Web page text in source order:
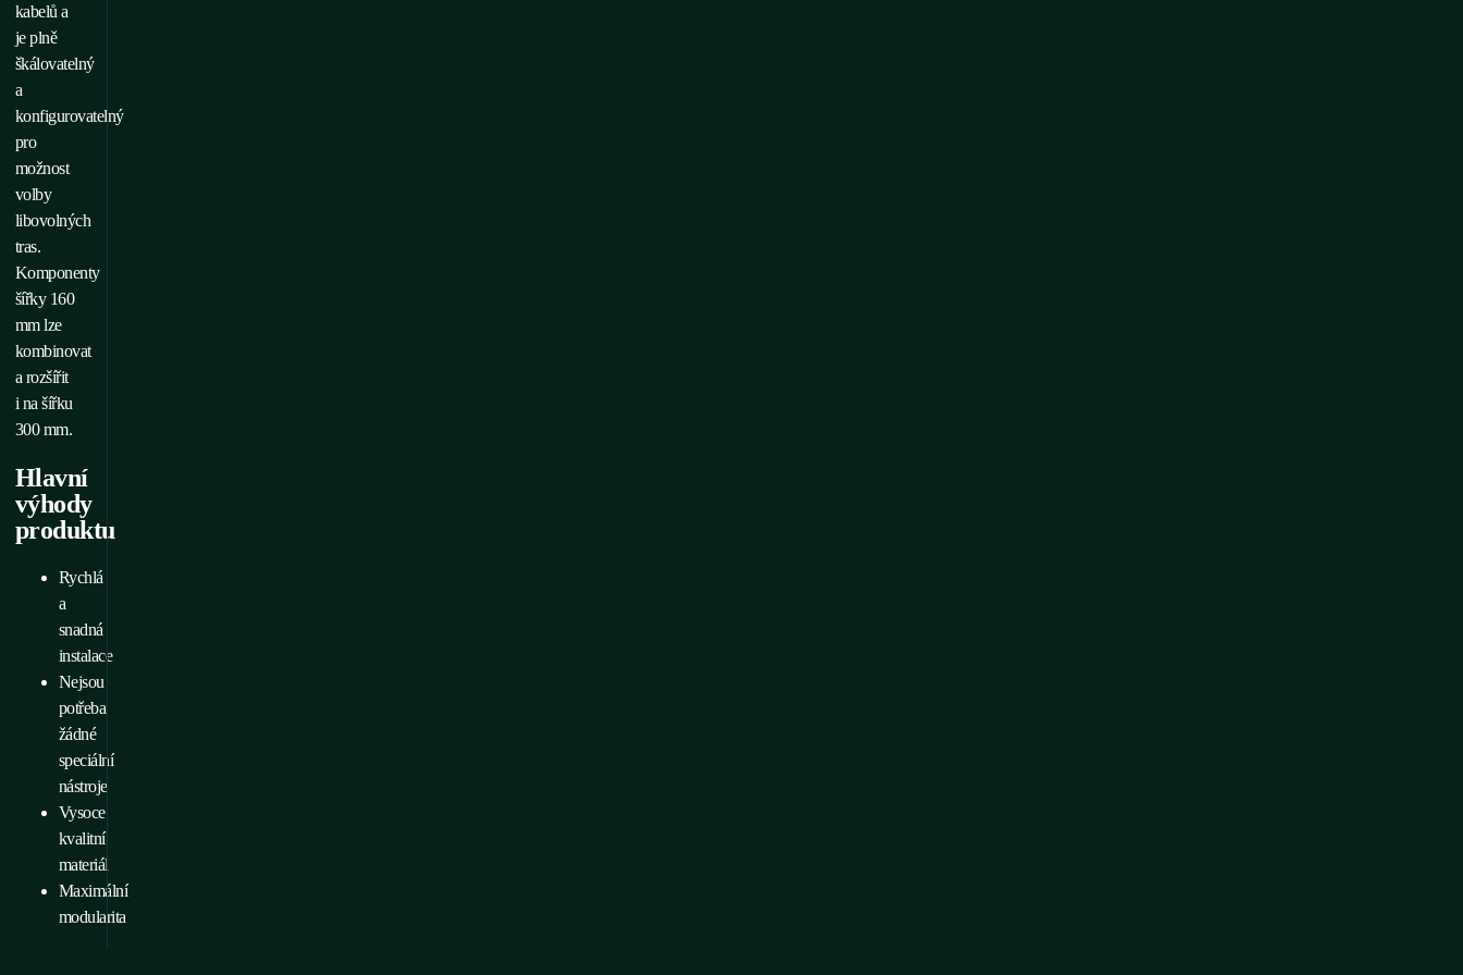
kabelů a
je plně
škálovatelný
a
konfigurovatelný
pro
možnost
volby
libovolných
tras.
Komponenty
šířky 160
mm lze
kombinovat
a rozšířit
i na šířku
300 mm.
Hlavní
výhody
produktu
Rychlá
a
snadná
instalace
Nejsou
potřeba
žádné
speciální
nástroje
Vysoce
kvalitní
materiál
Maximální
modularita